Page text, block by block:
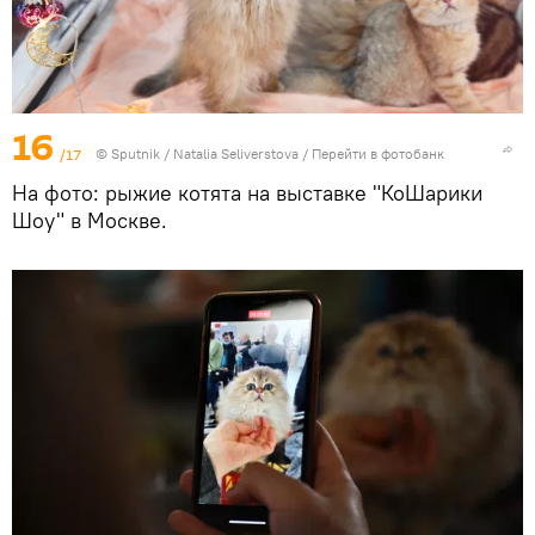
16 /17 © Sputnik / Natalia Seliverstova / Перейти в фотобанк
На фото: рыжие котята на выставке "КоШарики
Шоу" в Москве.